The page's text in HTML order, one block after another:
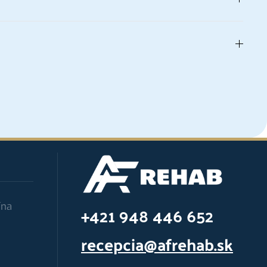
+421 948 446 652
recepcia@afrehab.sk